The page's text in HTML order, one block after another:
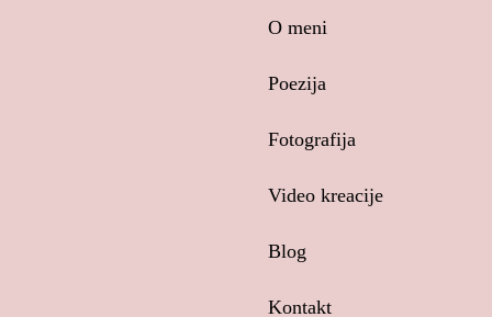
O meni
Poezija
Fotografija
Video kreacije
Blog
Kontakt